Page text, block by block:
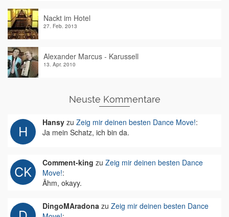
Nackt im Hotel
27. Feb. 2013
Alexander Marcus - Karussell
13. Apr. 2010
Neuste Kommentare
Hansy zu Zeig mir deinen besten Dance Move!:
Ja mein Schatz, ich bin da.
Comment-king zu Zeig mir deinen besten Dance
Move!:
Ähm, okayy.
DingoMAradona zu Zeig mir deinen besten Dance